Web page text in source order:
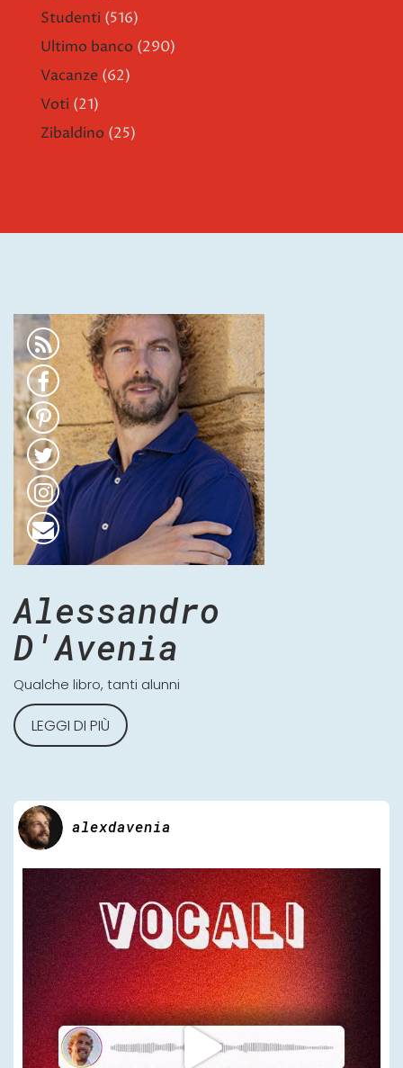
Studenti (516)
Ultimo banco (290)
Vacanze (62)
Voti (21)
Zibaldino (25)
Alessandro
D'Avenia
Qualche libro, tanti alunni
LEGGI DI PIÙ
alexdavenia